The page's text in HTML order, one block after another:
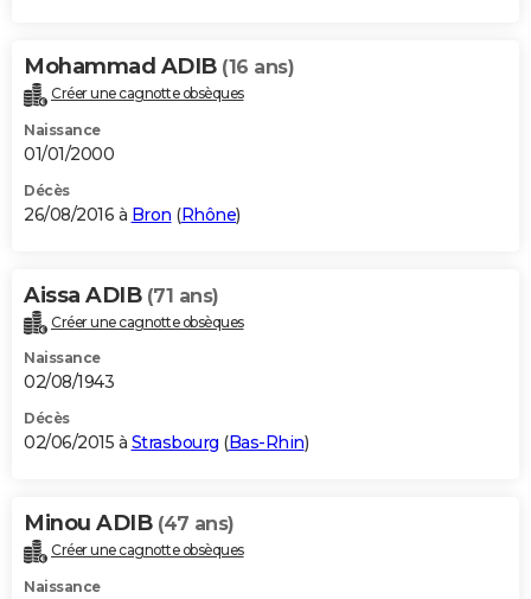
Mohammad ADIB (16 ans)
Créer une cagnotte obsèques
Naissance
01/01/2000
Décès
26/08/2016 à Bron (Rhône)
Aissa ADIB (71 ans)
Créer une cagnotte obsèques
Naissance
02/08/1943
Décès
02/06/2015 à Strasbourg (Bas-Rhin)
Minou ADIB (47 ans)
Créer une cagnotte obsèques
Naissance